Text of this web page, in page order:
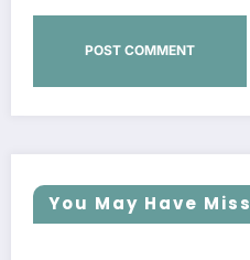
You May Have